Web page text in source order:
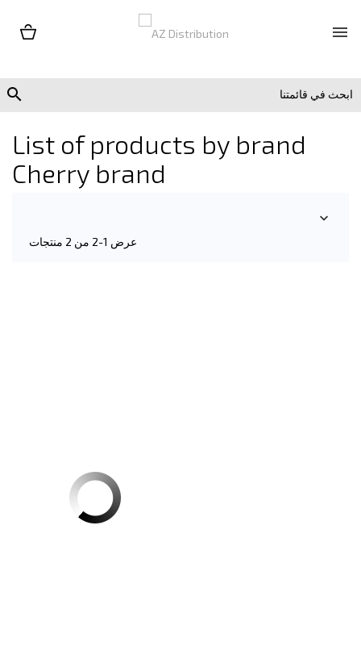


List of products by brand
Cherry brand

عرض 1-2 من 2 منتجات